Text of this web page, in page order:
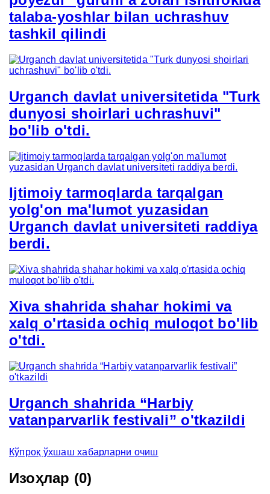
talaba-yoshlar bilan uchrashuv
tashkil qilindi
Urganch davlat universitetida "Turk
dunyosi shoirlari uchrashuvi"
bo'lib o'tdi.
Ijtimoiy tarmoqlarda tarqalgan
yolg'on ma'lumot yuzasidan
Urganch davlat universiteti raddiya
berdi.
Xiva shahrida shahar hokimi va
xalq o'rtasida ochiq muloqot bo'lib
o'tdi.
Urganch shahrida “Harbiy
vatanparvarlik festivali” o'tkazildi
Кўпроқ ўхшаш хабарларни очиш
Изоҳлар (0)